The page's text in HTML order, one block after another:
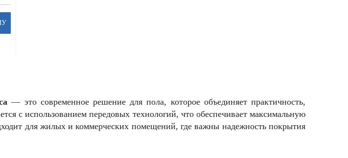
— это современное решение для пола, которое объединяет практичность,
с использованием передовых технологий, что обеспечивает максимальную
для жилых и коммерческих помещений, где важны надежность покрытия